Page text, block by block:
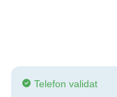
Telefon validat